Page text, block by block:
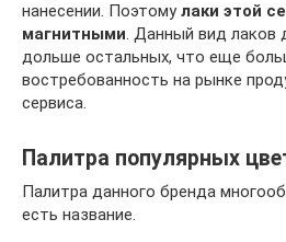
нанесении. Поэтомулаки этой
магнитными. Данный вид лаков
дольше остальных, что еще
востребованность на рынке
сервиса.
Палитра популярных
Палитра данного бренда
есть название.